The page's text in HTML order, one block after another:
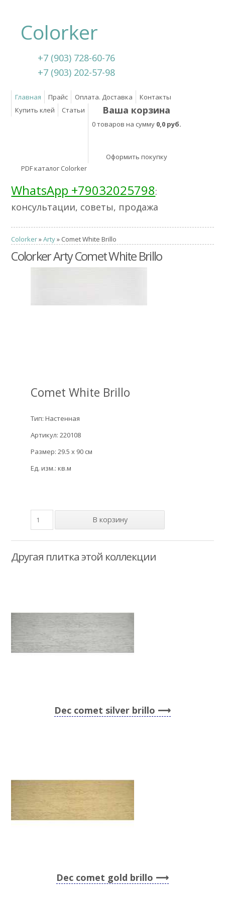
Colorker
+7 (903) 728-60-76
+7 (903) 202-57-98
Главная Прайс Оплата. Доставка
Контакты
Купить клей
Статьи Ваша корзина
0 товаров на сумму 0,0 руб.
Оформить покупку
PDF каталог Colorker
WhatsApp +79032025798:
консультации, советы, продажа
Colorker»Arty» Comet White Brillo
Colorker Arty Comet White Brillo
Comet White Brillo
Тип: Настенная
Артикул: 220108
Размер: 29.5 x 90 см
Ед. изм.: кв.м
Другая плитка этой коллекции
Dec comet silver brillo
Dec comet gold brillo